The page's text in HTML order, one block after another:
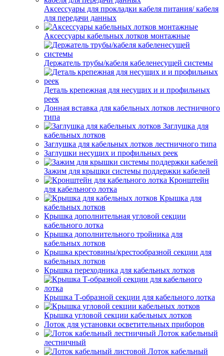
Аксессуары для прокладки кабеля питания/ кабеля
для передачи данных
Аксессуары кабельных лотков монтажные
Держатель трубы/кабеля кабеленесущей системы
Деталь крепежная для несущих и и профильных
реек
Донная вставка для кабельных лотков лестничного
типа
Заглушка для
кабельных лотков
Заглушка для кабельных лотков лестничного типа
Заглушки несущих и профильных реек
Зажим для крышки системы поддержки кабелей
Кронштейн
для кабельного лотка
Крышка для
кабельных лотков
Крышка дополнительная угловой секции
кабельного лотка
Крышка дополнительного тройника для
кабельных лотков
Крышка крестовины/крестообразной секции для
кабельных лотков
Крышка переходника для кабельных лотков
Крышка Т-образной секции для кабельного лотка
Крышка угловой секции кабельных лотков
Лоток для установки осветительных приборов
Лоток кабельный
лестничный
Лоток кабельный